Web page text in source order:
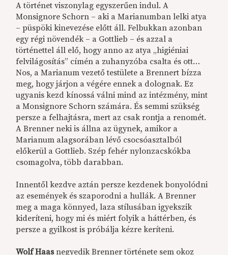
A történet viszonylag egyszerűen indul. A
Monsignore Schorn – aki a Marianumban lelki atya
– püspöki kinevezése előtt áll. Felbukkan azonban
egy régi növendék – a Gottlieb – és azzal a
történettel áll elő, hogy anno az atya „higiéniai
felvilágosítás” címén a zuhanyzóba csalta és ott…
Nos, a Marianum vezető testülete a Brennert bízza
meg, hogy járjon a végére ennek a dolognak. Ez
ugyanis kezd kínossá válni mind az intézmény, mint
a Monsignore Schorn számára. És semmi szükség
persze a felhajtásra, mert az csak rontja a renomét.
A Brenner neki is állna az ügynek, amikor a
Marianum alagsorában lévő csocsóasztalból
előkerül a Gottlieb. Szép fehér nylonzacskókba
csomagolva, több darabban.
Innentől kezdve aztán persze kezdenek bonyolódni
az események és szaporodni a hullák. A Brenner
meg a maga könnyed, laza stílusában igyekszik
kideríteni, hogy mi és miért folyik a háttérben, és
persze a gyilkost is próbálja kézre keríteni.
Wolf Haasnegyedik Brenner története sem okoz